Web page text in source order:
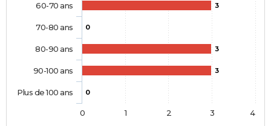
3
0
3
3
0
60-70 ans
70-80 ans
80-90 ans
90-100 ans
Plus de 100 ans
0 1 2 3 4